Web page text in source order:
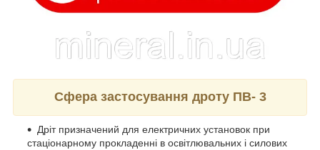
Сфера застосування дроту ПВ- 3
Дріт призначений для електричних установок при
стаціонарному прокладенні в освітлювальних і силових